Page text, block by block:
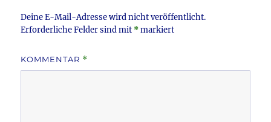
k
Deine E-Mail-Adresse wird nicht veröffentlicht.
Erforderliche Felder sind mit *markiert
KOMMENTAR *